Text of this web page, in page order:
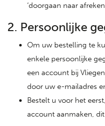
‘doorgaan naar
2. Persoonlijke
Om uw bestelling te
enkele persoonlijke
een account bij
door uw e-mailadres
Bestelt u voor het
account aanmaken,